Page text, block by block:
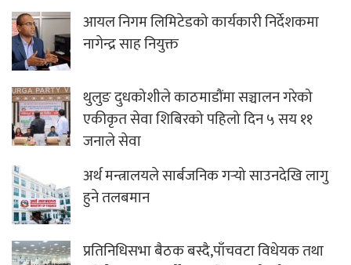
आयल निगम लिमिटेडको कार्यकारी निर्देशकमा
नागेन्द्र साह नियुक्त
थुलुङ दुधकोशीले काठमाडौंमा सञ्चालन गरेको
एकीकृत सेवा शिबिरको पहिलो दिन ५ सय ११
जनाले सेवा
अर्थ मन्त्रालयले सार्बजनिक गर्‍यो साउनदेखि लागु
हुने तलबमान
प्रतिनिधिसभा बैठक बस्दै,पाँचवटा विधेयक तथा